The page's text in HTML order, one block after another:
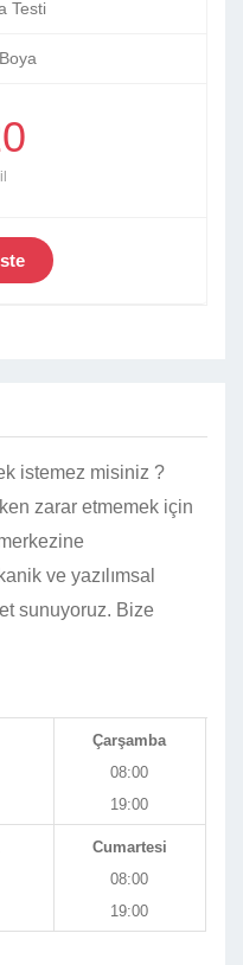
Testi
istemez misiniz ?
zarar etmemek için
ve yazılımsal
sunuyoruz. Bize
Çarşamba
08:00
19:00
Cumartesi
08:00
19:00